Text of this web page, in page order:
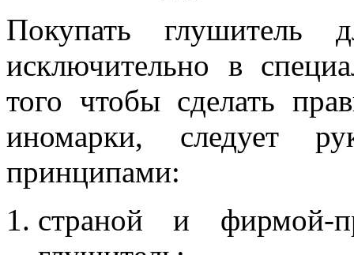
Покупать глушитель
исключительно в
того чтобы сделать
иномарки, следует
принципами:
страной и фирмой-